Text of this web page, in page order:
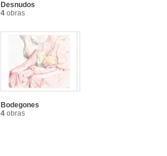
Desnudos
4 obras
Bodegones
4 obras